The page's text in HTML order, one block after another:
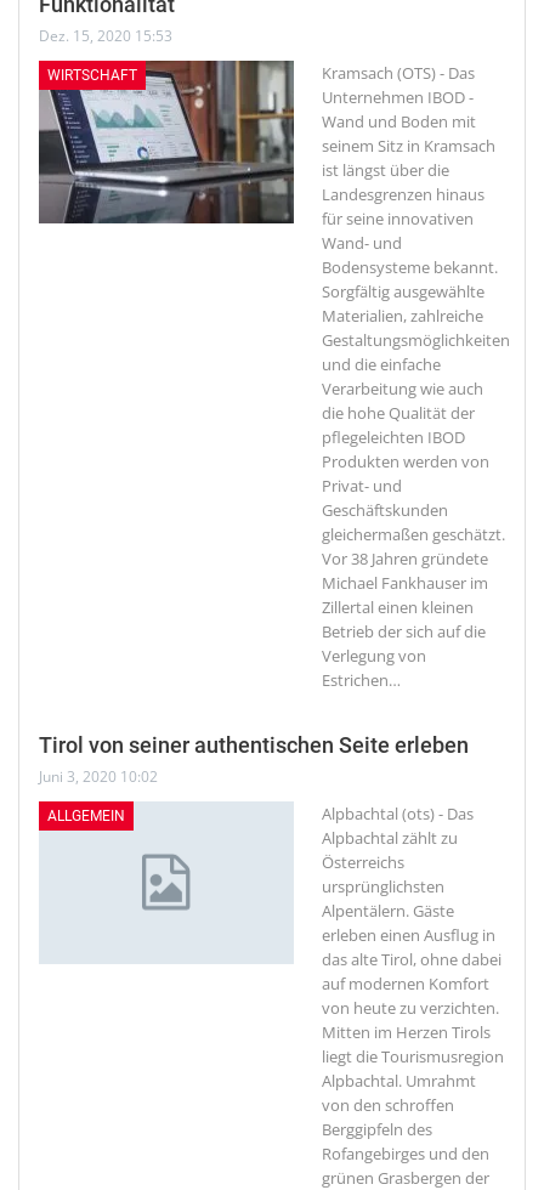
Dez. 15, 2020 15:53
WIRTSCHAFT
Kramsach (OTS) - Das
Unternehmen IBOD -
Wand und Boden mit
seinem Sitz in Kramsach
ist längst über die
Landesgrenzen hinaus
für seine innovativen
Wand- und
Bodensysteme bekannt.
Sorgfältig ausgewählte
Materialien, zahlreiche
Gestaltungsmöglichkeiten
und die einfache
Verarbeitung wie auch
die hohe Qualität der
pflegeleichten IBOD
Produkten werden von
Privat- und
Geschäftskunden
gleichermaßen geschätzt.
Vor 38 Jahren gründete
Michael Fankhauser im
Zillertal einen kleinen
Betrieb der sich auf die
Verlegung von
Estrichen…
Tirol von seiner authentischen Seite erleben
Juni 3, 2020 10:02
ALLGEMEIN
Alpbachtal (ots) - Das
Alpbachtal zählt zu
Österreichs
ursprünglichsten
Alpentälern. Gäste
erleben einen Ausflug in
das alte Tirol, ohne dabei
auf modernen Komfort
von heute zu verzichten.
Mitten im Herzen Tirols
liegt die Tourismusregion
Alpbachtal. Umrahmt
von den schroffen
Berggipfeln des
Rofangebirges und den
grünen Grasbergen der